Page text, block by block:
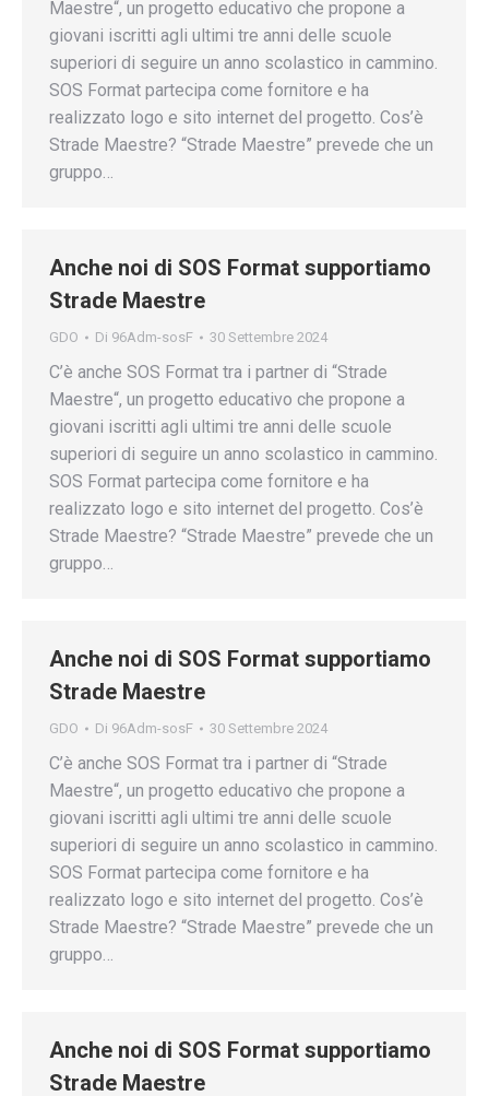
Maestre“, un progetto educativo che propone a
giovani iscritti agli ultimi tre anni delle scuole
superiori di seguire un anno scolastico in cammino.
SOS Format partecipa come fornitore e ha
realizzato logo e sito internet del progetto. Cos’è
Strade Maestre? “Strade Maestre” prevede che un
gruppo…
Anche noi di SOS Format supportiamo
Strade Maestre
GDO Di 96Adm-sosF 30 Settembre 2024
C’è anche SOS Format tra i partner di “Strade
Maestre“, un progetto educativo che propone a
giovani iscritti agli ultimi tre anni delle scuole
superiori di seguire un anno scolastico in cammino.
SOS Format partecipa come fornitore e ha
realizzato logo e sito internet del progetto. Cos’è
Strade Maestre? “Strade Maestre” prevede che un
gruppo…
Anche noi di SOS Format supportiamo
Strade Maestre
GDO Di 96Adm-sosF 30 Settembre 2024
C’è anche SOS Format tra i partner di “Strade
Maestre“, un progetto educativo che propone a
giovani iscritti agli ultimi tre anni delle scuole
superiori di seguire un anno scolastico in cammino.
SOS Format partecipa come fornitore e ha
realizzato logo e sito internet del progetto. Cos’è
Strade Maestre? “Strade Maestre” prevede che un
gruppo…
Anche noi di SOS Format supportiamo
Strade Maestre